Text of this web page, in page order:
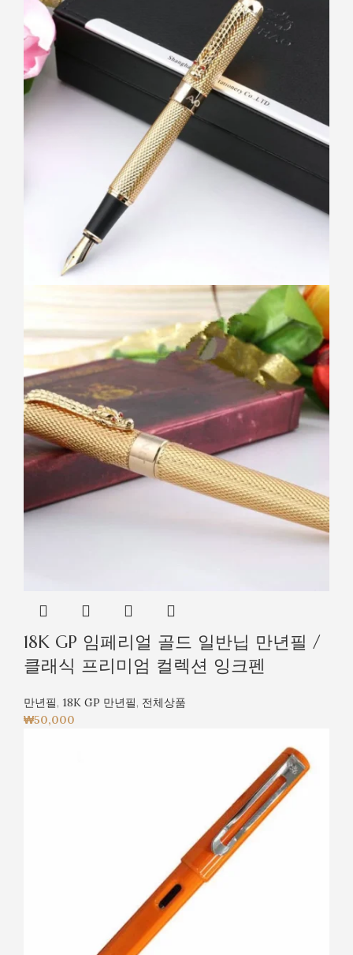
18K GP 임페리얼 골드 일반닙 만년필 /
클래식 프리미엄 컬렉션 잉크펜
만년필, 18K GP 만년필, 전체상품
₩50,000